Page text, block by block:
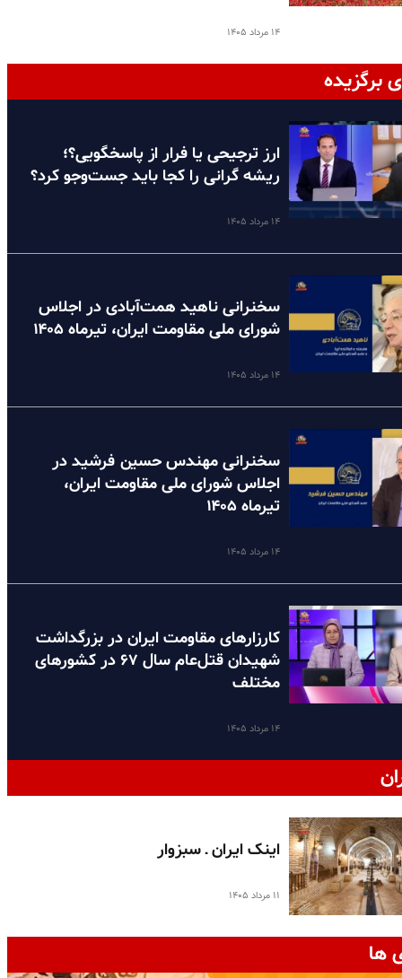
۱۴ مرداد ۱۴۰۵
برگزیده
ارز ترجیحی یا فرار از پاسخگویی؟؛
ریشه گرانی را کجا باید جست‌وجو کرد؟
۱۴ مرداد ۱۴۰۵
سخنرانی ناهید همت‌آبادی در اجلاس
شورای ملی مقاومت ایران، تیرماه ۱۴۰۵
۱۴ مرداد ۱۴۰۵
سخنرانی مهندس حسین فرشید در
اجلاس شورای ملی مقاومت ایران،
تیرماه ۱۴۰۵
۱۴ مرداد ۱۴۰۵
کارزارهای مقاومت ایران در بزرگداشت
شهیدان قتل‌عام سال ۶۷ در کشورهای
مختلف
۱۴ مرداد ۱۴۰۵
اینک ایران ـ سبزوار
۱۱ مرداد ۱۴۰۵
ها